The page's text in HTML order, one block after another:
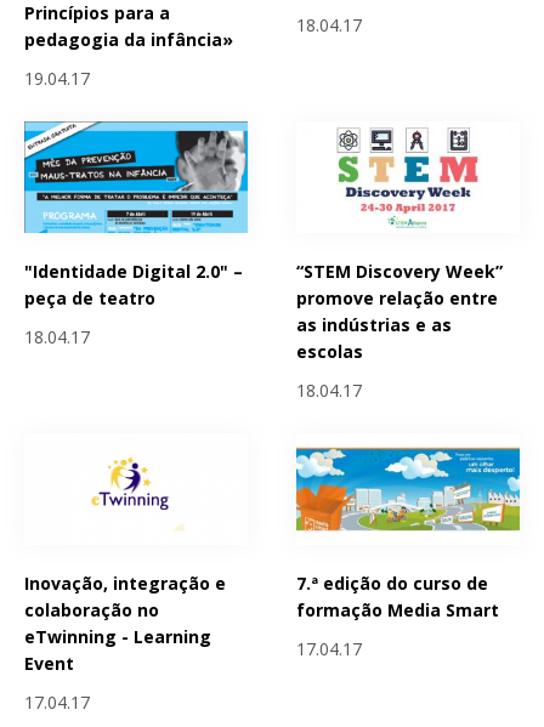
Princípios para a
pedagogia da infância»
19.04.17
18.04.17
"Identidade Digital 2.0" –
peça de teatro
18.04.17
“STEM Discovery Week”
promove relação entre
as indústrias e as
escolas
18.04.17
Inovação, integração e
colaboração no
eTwinning - Learning
Event
17.04.17
7.ª edição do curso de
formação Media Smart
17.04.17